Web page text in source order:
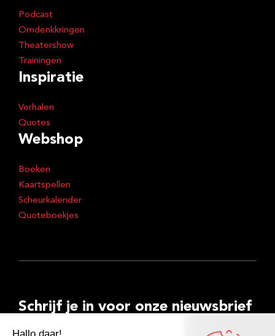
Podcast
Omdenkkringen
Theatershow
Trainingen
Inspiratie
Verhalen
Quotes
Webshop
Boeken
Kaartspellen
Scheurkalender
Quoteboekjes
Schrijf je in voor onze nieuwsbrief